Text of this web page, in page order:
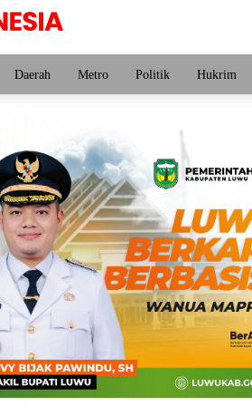
Daerah Metro Politik Hukrim